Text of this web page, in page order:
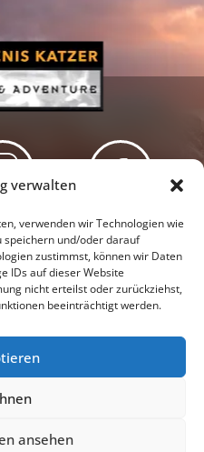
verwalten
verwenden wir Technologien wie
speichern und/oder darauf
zustimmst, können wir Daten
IDs auf dieser Website
nicht erteilst oder zurückziehst,
beeinträchtigt werden.
ansehen
Facebook